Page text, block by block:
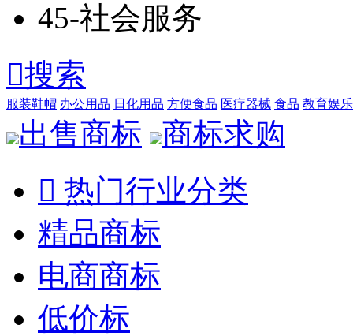
45-社会服务
搜索
服装鞋帽 办公用品 日化用品 方便食品 医疗器械 食品 教育娱乐
出售商标
商标求购
 热门行业分类
精品商标
电商商标
低价标